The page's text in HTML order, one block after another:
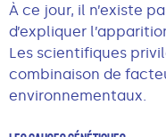
À ce jour, il n’existe
d’expliquer
Les scientifiques
combinaison de
environnementaux.